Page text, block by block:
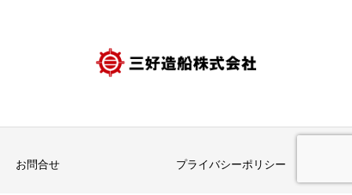
お問合せ プライバシーポリシー